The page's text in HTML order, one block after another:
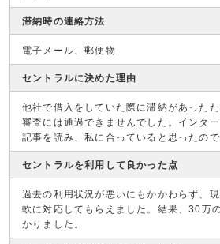
滞納時の連絡方法
電子メール、郵便物
セントラルに決めた理由
他社で借入をしていた際に滞納があった
審査には通過できませんでした。インタ
記事を読み、私に合っていると思ったので
セントラルを利用して良かった点
過去の利用状況が悪いにもかかわらず、
軟に対応してもらえました。結果、30万
かりました。